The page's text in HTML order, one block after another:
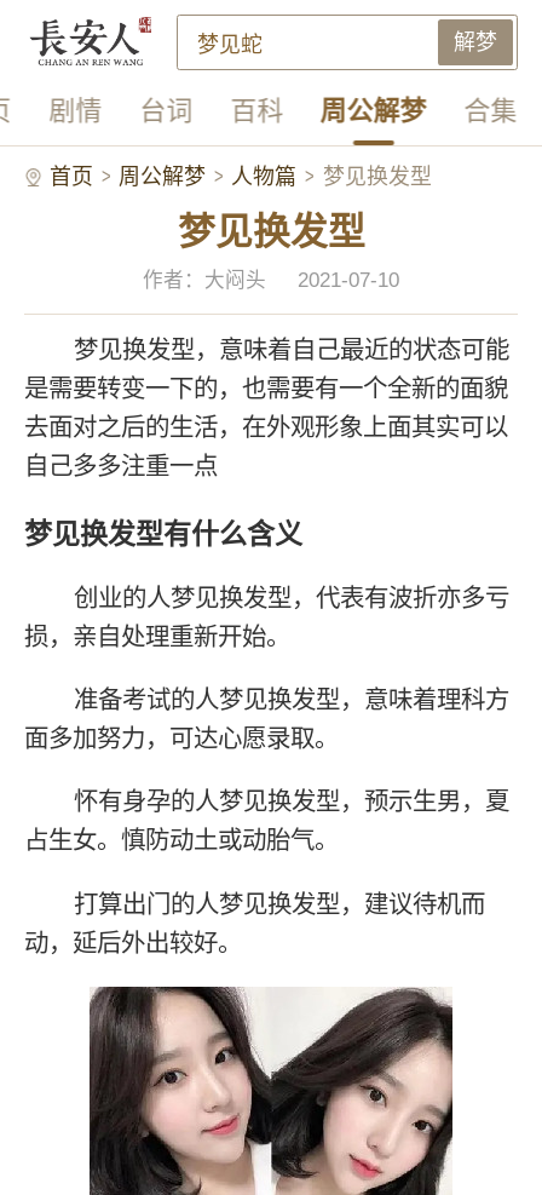
解梦
剧情 台词 百科 周公解梦 合集
首页 周公解梦 人物篇 梦见换发型
梦见换发型
作者：大闷头 2021-07-10
梦见换发型，意味着自己最近的状态可能
是需要转变一下的，也需要有一个全新的面貌
去面对之后的生活，在外观形象上面其实可以
自己多多注重一点
梦见换发型有什么含义
创业的人梦见换发型，代表有波折亦多亏
损，亲自处理重新开始。
准备考试的人梦见换发型，意味着理科方
面多加努力，可达心愿录取。
怀有身孕的人梦见换发型，预示生男，夏
占生女。慎防动土或动胎气。
打算出门的人梦见换发型，建议待机而
动，延后外出较好。